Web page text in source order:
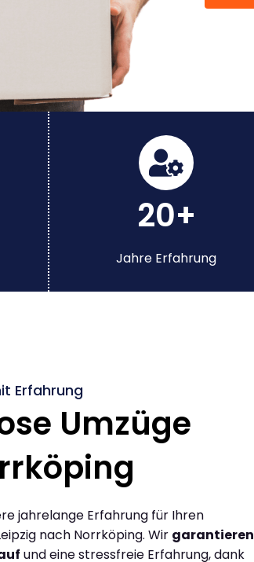
20+
Jahre Erfahrung
Erfahrung
Umzüge
jahrelange Erfahrung für Ihren
nach Norrköping. Wir garantieren
und eine stressfreie Erfahrung, dank